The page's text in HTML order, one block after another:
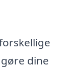
dine